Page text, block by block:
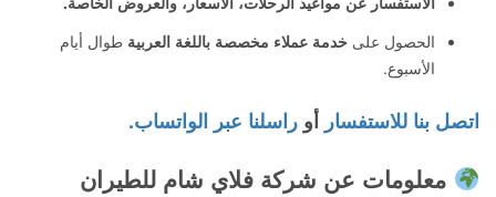
الحصول على خدمة عملاء مخصصة باللغة العربية طوال أيام
الأسبوع.
اتصل بنا للاستفسار أو راسلنا عبر الواتساب.
معلومات عن شركة فلاي شام للطيران